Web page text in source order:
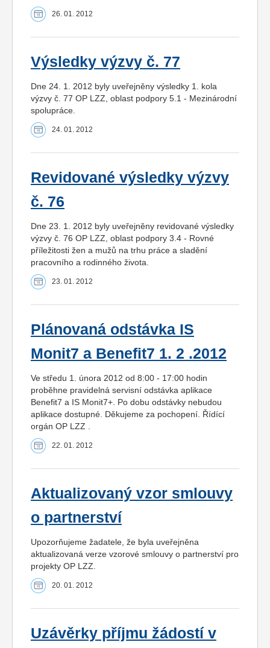
26. 01. 2012
Výsledky výzvy č. 77
Dne 24. 1. 2012 byly uveřejněny výsledky 1. kola
výzvy č. 77 OP LZZ, oblast podpory 5.1 - Mezinárodní
spolupráce.
24. 01. 2012
Revidované výsledky výzvy
č. 76
Dne 23. 1. 2012 byly uveřejněny revidované výsledky
výzvy č. 76 OP LZZ, oblast podpory 3.4 - Rovné
příležitosti žen a mužů na trhu práce a sladění
pracovního a rodinného života.
23. 01. 2012
Plánovaná odstávka IS
Monit7 a Benefit7 1. 2 .2012
Ve středu 1. února 2012 od 8:00 - 17:00 hodin
proběhne pravidelná servisní odstávka aplikace
Benefit7 a IS Monit7+. Po dobu odstávky nebudou
aplikace dostupné. Děkujeme za pochopení. Řídící
orgán OP LZZ .
22. 01. 2012
Aktualizovaný vzor smlouvy
o partnerství
Upozorňujeme žadatele, že byla uveřejněna
aktualizovaná verze vzorové smlouvy o partnerství pro
projekty OP LZZ.
20. 01. 2012
Uzávěrky příjmu žádostí v